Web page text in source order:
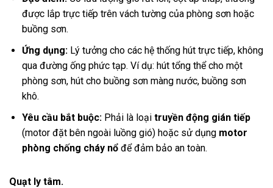
được lắp trực tiếp trên vách tường của phòng sơn hoặc
buồng sơn.
Ứng dụng:Lý tưởng cho các hệ thống hút trực tiếp, không
qua đường ống phức tạp. Ví dụ: hút tổng thể cho một
phòng sơn, hút cho buồng sơn màng nước, buồng sơn
khô.
Yêu cầu bắt buộc:Phải là loại truyền động gián tiếp
(motor đặt bên ngoài luồng gió) hoặc sử dụng motor
phòng chống cháy nổđể đảm bảo an toàn.
Quạt ly tâm.